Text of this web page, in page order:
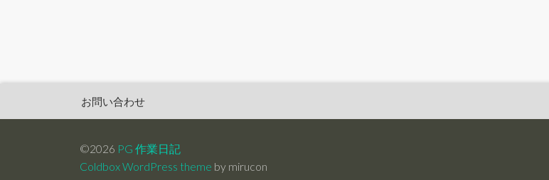
お問い合わせ
©2026 PG 作業日記
Coldbox WordPress theme by mirucon